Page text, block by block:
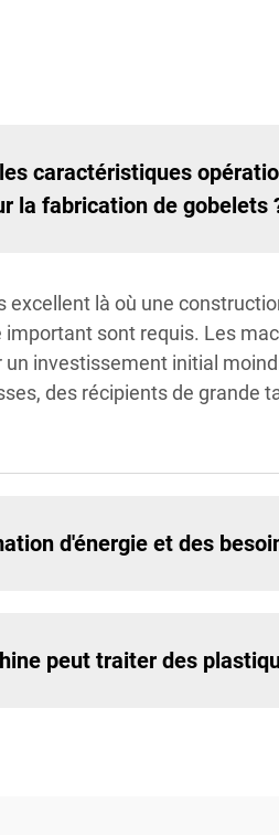
caractéristiques
la fabrication de gobelets
excellent là où une
important sont requis. Les
investissement initial
des récipients de
d'énergie et des
peut traiter des